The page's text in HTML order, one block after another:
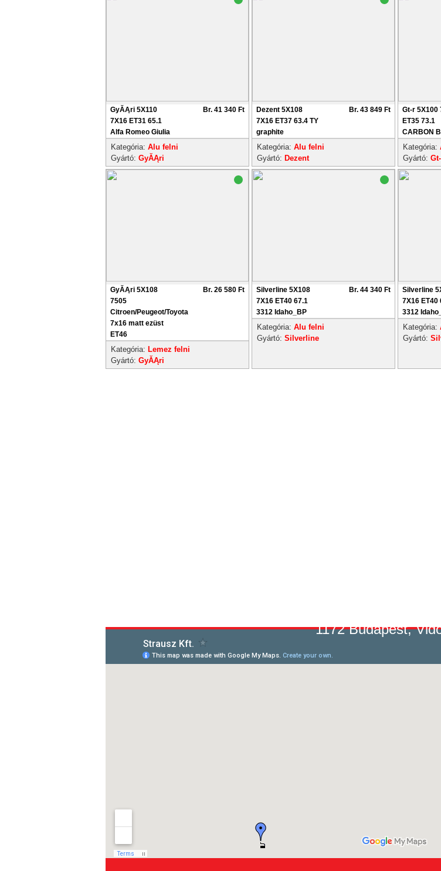
GyĂĄri 5X110
7X16 ET31 65.1
Alfa Romeo Giulia
Br. 41 340 Ft
Kategória: Alu felni
Gyártó: GyĂĄri
Dezent 5X108
7X16 ET37 63.4 TY
graphite
Br. 43 849 Ft
Kategória: Alu felni
Gyártó: Dezent
Gt-r 5X100
ET35 73.1
CARBON
Kategória:
Gyártó:
GyĂĄri 5X108
7505
Citroen/Peugeot/Toyota
7x16 matt ezüst
ET46
Br. 26 580 Ft
Kategória: Lemez felni
Gyártó: GyĂĄri
Silverline 5X108
7X16 ET40 67.1
3312 Idaho_BP
Br. 44 340 Ft
Kategória: Alu felni
Gyártó: Silverline
Silverline
7X16 ET40
3312
Kategória:
Gyártó:
1172 Budapest,